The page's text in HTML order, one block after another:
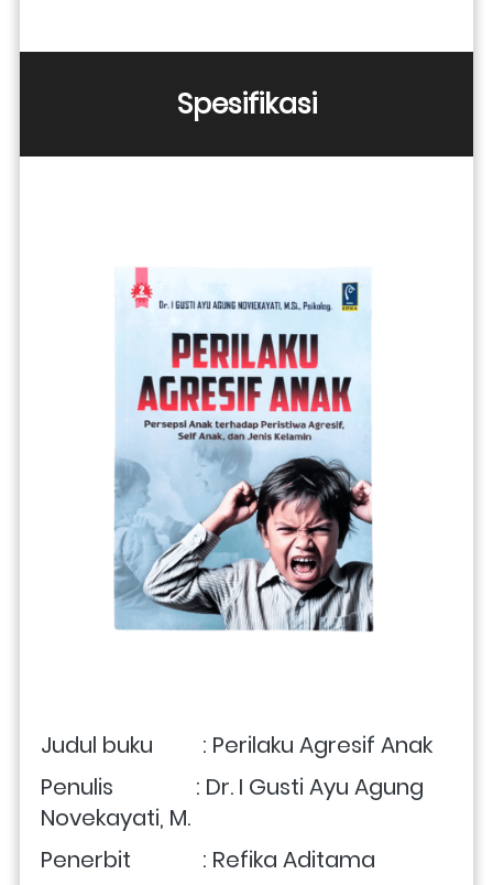
Spesifikasi
Judul buku         : Perilaku Agresif Anak
Penulis               : Dr. I Gusti Ayu Agung
Novekayati, M.
Penerbit             : Refika Aditama